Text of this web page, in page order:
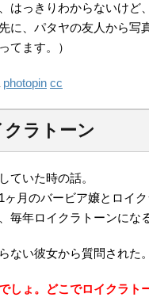
はっきりわからないけど
に、パタヤの友人から
てます。）
photopin cc
ラトーン
ていた時の話。
月のバービア嬢とロイ
毎年ロイクラトーンにな
ない彼女から質問された。
しょ。どこでロイクラト